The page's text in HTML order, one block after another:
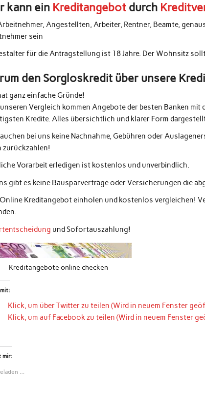
kann ein Kreditangebot durch
Angestellten, Arbeiter, Rentner, Beamte,
sein
für die Antragstellung ist 18 Jahre. Der Wohnsitz
den Sorgloskredit über unsere
ganz einfache Gründe!
Vergleich kommen Angebote der besten Banken
Kredite. Alles übersichtlich und klarer Form
bei uns keine Nachnahme, Gebühren oder
zurückzahlen!
Vorarbeit erledigen ist kostenlos und unverbindlich.
gibt es keine Bausparverträge oder Versicherungen die
Kreditangebot einholen und kostenlos vergleichen!
und Sofortauszahlung!
Kreditangebote online checken
Klick, um über Twitter zu teilen (Wird in neuem Fenster
Klick, um auf Facebook zu teilen (Wird in neuem Fenster
mir:
…